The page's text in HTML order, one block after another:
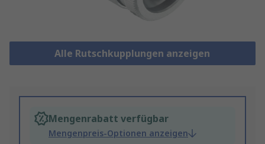
Alle Rutschkupplungen anzeigen
Mengenrabatt verfügbar
Mengenpreis-Optionen anzeigen